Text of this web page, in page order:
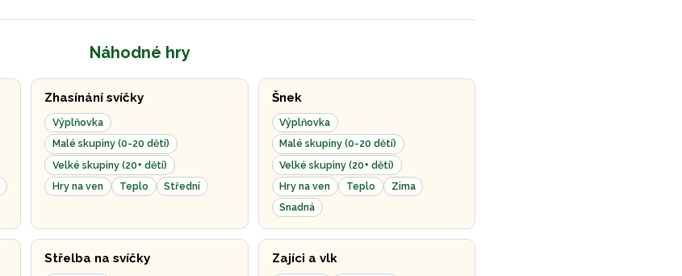
Náhodné hry
Zhasínání svíčky
Výplňovka
Malé skupiny (0-20 dětí)
Velké skupiny (20+ dětí)
Hry na ven
Teplo Střední
Šnek
Výplňovka
Malé skupiny (0-20 dětí)
Velké skupiny (20+ dětí)
Hry na ven
Teplo
Zima
Snadná
Střelba na svíčky Zajíci a vlk